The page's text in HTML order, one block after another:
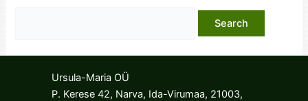
Ursula-Maria OÜ
P. Kerese 42, Narva, Ida-Virumaa, 21003,